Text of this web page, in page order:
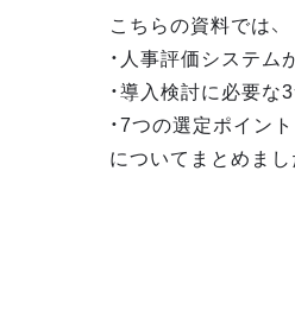
こちらの資料では、
・人事評価システ
・導入検討に必要な
・7つの選定ポイント
についてまとめまし